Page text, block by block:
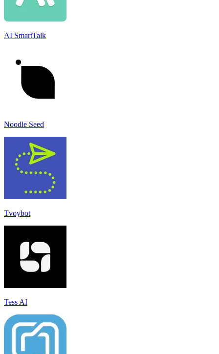
AI SmartTalk
Noodle Seed
Tvoybot
Tess AI